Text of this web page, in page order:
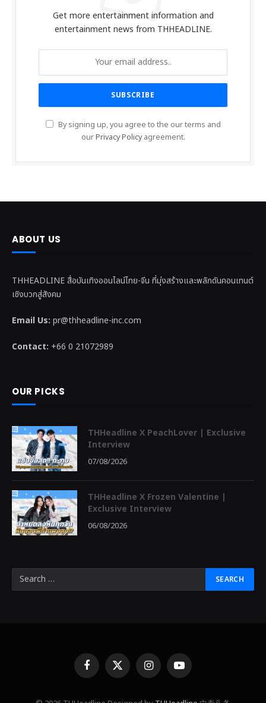
Get more entertainment information and
entertainment news from THHEADLINE.
By signing up, you agree to the our terms and
ourPrivacy Policyagreement.
ABOUT US
THHEADLINE สื่อบันเทิงออนไลน์ไทย-จีน ที่มุ่งสร้างและพลักดันคอนเทนต์
เชิงบวกสู่สังคม
Email Us: pr@thheadline-inc.com
Contact: +66 0 21072989
OUR PICKS
THHeadline X PeachLover | Exclusive
Interview
07/08/2026
THHeadline X Frozen Valentine |
Exclusive Interview
06/08/2026
FacebookX
(Twitter)
InstagramYouTube